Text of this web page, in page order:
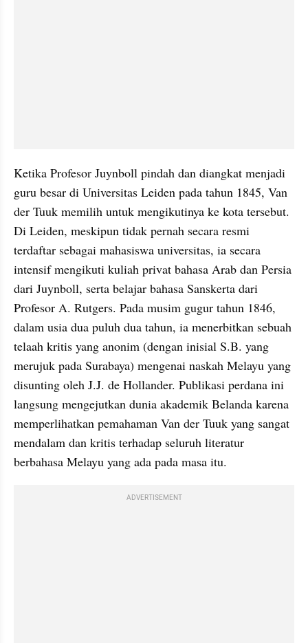
Ketika Profesor Juynboll pindah dan diangkat menjadi
guru besar di Universitas Leiden pada tahun 1845, Van
der Tuuk memilih untuk mengikutinya ke kota tersebut.
Di Leiden, meskipun tidak pernah secara resmi
terdaftar sebagai mahasiswa universitas, ia secara
intensif mengikuti kuliah privat bahasa Arab dan Persia
dari Juynboll, serta belajar bahasa Sanskerta dari
Profesor A. Rutgers. Pada musim gugur tahun 1846,
dalam usia dua puluh dua tahun, ia menerbitkan sebuah
telaah kritis yang anonim (dengan inisial S.B. yang
merujuk pada Surabaya) mengenai naskah Melayu yang
disunting oleh J.J. de Hollander. Publikasi perdana ini
langsung mengejutkan dunia akademik Belanda karena
memperlihatkan pemahaman Van der Tuuk yang sangat
mendalam dan kritis terhadap seluruh literatur
berbahasa Melayu yang ada pada masa itu.
ADVERTISEMENT